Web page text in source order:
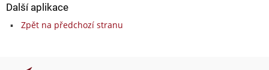
Další aplikace
Zpět na předchozí stranu